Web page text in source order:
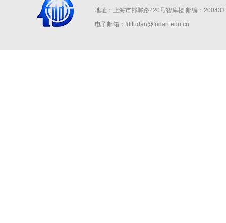
地址：上海市邯郸路220号智库楼 邮编：
电子邮箱：fdifudan@fudan.edu.cn